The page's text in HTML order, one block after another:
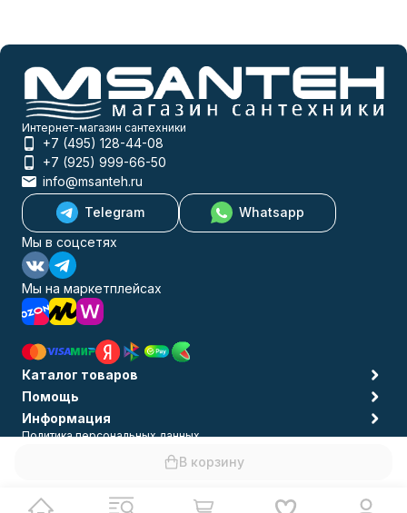
В корзину
Интернет-магазин сантехники
+7 (495) 128-44-08
+7 (925) 999-66-50
info@msanteh.ru
Telegram
Whatsapp
Мы в соцсетях
Мы на маркетплейсах
Каталог товаров
Помощь
Информация
Политика персональных данных